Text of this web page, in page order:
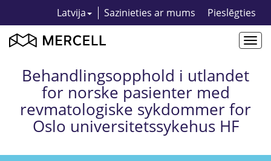
Latvija Sazinieties ar mums Pieslēgties
Behandlingsopphold i utlandet
for norske pasienter med
revmatologiske sykdommer for
Oslo universitetssykehus HF